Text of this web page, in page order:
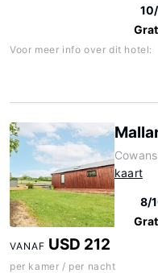
Voor meer info over dit hotel:
kaart
8/
VANAF USD 212
per kamer / per nacht